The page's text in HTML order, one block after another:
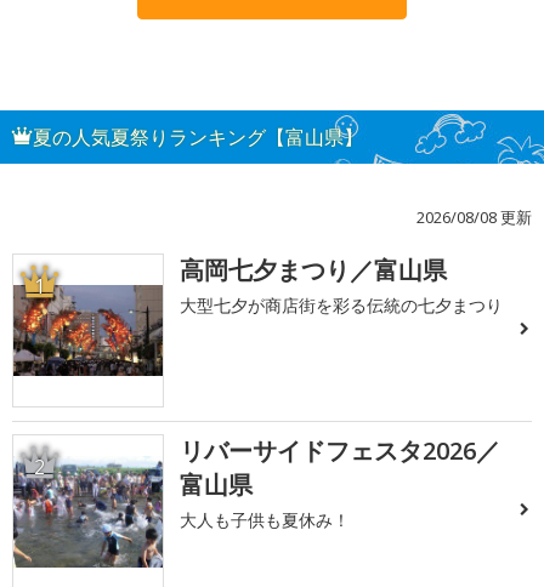
夏の人気夏祭りランキング【富山県】
2026/08/08 更新
1 高岡七夕まつり／富山県
大型七夕が商店街を彩る伝統の七夕まつり
2
リバーサイドフェスタ2026／
富山県
大人も子供も夏休み！